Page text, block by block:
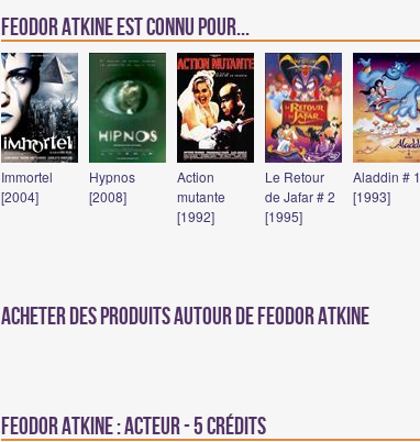
Feodor Atkine est connu pour...
Immortel
[2004]
Hypnos
[2008]
Action
mutante
[1992]
Le Retour
de Jafar # 2
[1995]
Aladdin # 1
[1993]
Acheter des produits autour de Feodor Atkine
Feodor Atkine : Acteur - 5 crédits